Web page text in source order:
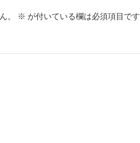
。 ※ が付いている欄は必須項目です